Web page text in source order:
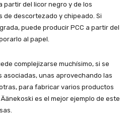
partir del licor negro y de los
de descortezado y chipeado. Si
puede producir PCC a partir del
al papel.
complejizarse muchísimo, si se
asociadas, unas aprovechando las
para fabricar varios productos
es el mejor ejemplo de este